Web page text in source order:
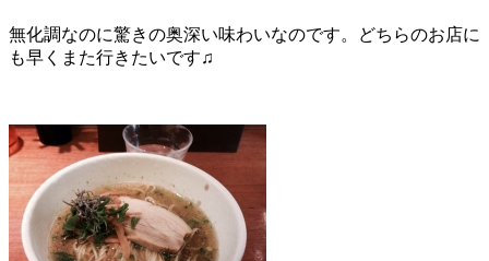
無化調なのに驚きの奥深い味わいなのです。どちらのお店に
も早くまた行きたいです♫